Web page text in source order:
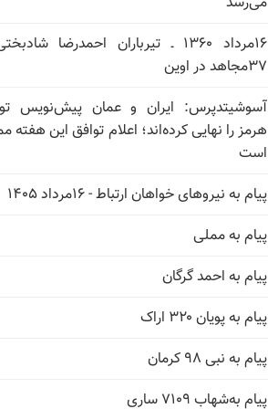
۱۶مرداد ۱۳۶۰ ـ تیرباران احمدرضا
۳۷مجاهد در اوین
آسوشیتدپرس: ایران و عمان پیش‌نویس
هرمز را نهایی کرده‌اند؛ اعلام توافق این هفته
است
پیام به نیروهای خواهان ارتباط - ۱۶مرداد ۱۴۰۵
پیام به مملی
پیام به احمد گرگان
پیام به پویان ۳۲۰ اراک
پیام به نبی ۹۸ کرمان
پیام به‌شهاب ۷۱۰۹ ساری